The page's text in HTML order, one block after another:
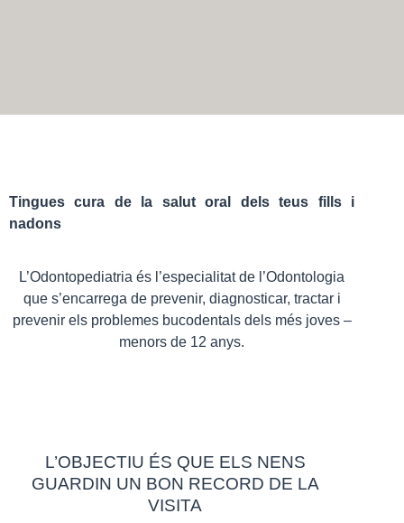
Tingues cura de la salut oral dels teus fills i
nadons
L’Odontopediatria és l’especialitat de l’Odontologia
que s’encarrega de prevenir, diagnosticar, tractar i
prevenir els problemes bucodentals dels més joves –
menors de 12 anys.
L’OBJECTIU ÉS QUE ELS NENS
GUARDIN UN BON RECORD DE LA
VISITA